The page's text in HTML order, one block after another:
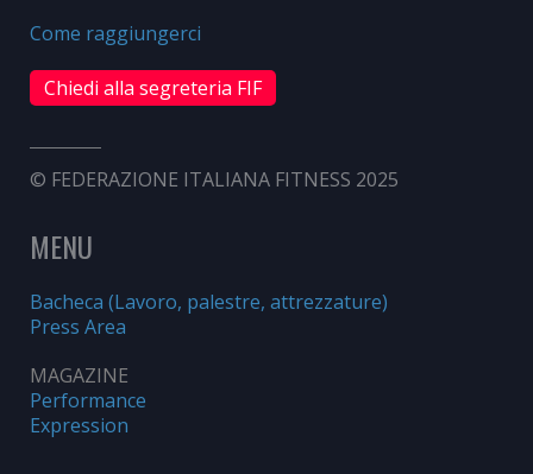
Come raggiungerci
Chiedi alla segreteria FIF
© FEDERAZIONE ITALIANA FITNESS 2025
MENU
Bacheca (Lavoro, palestre, attrezzature)
Press Area
MAGAZINE
Performance
Expression